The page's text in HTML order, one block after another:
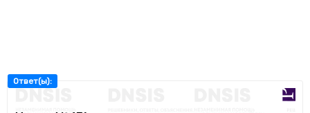
Ответ(ы):